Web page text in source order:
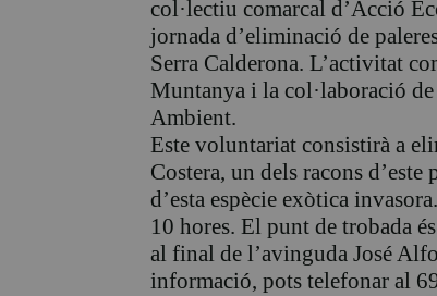
col·lectiu comarcal d’Acció
jornada d’eliminació de
Serra Calderona. L’activitat
Muntanya i la col·laboració
Ambient.
Este voluntariat consistirà a
Costera, un dels racons
d’esta espècie exòtica
10 hores. El punt de trobada
al final de l’avinguda José
informació, pots telefonar al